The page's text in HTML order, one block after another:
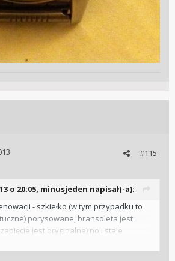
#115
o 20:05, minusjeden napisał(-a):
- szkiełko (w tym przypadku to
porysowane, bransoleta jest
jest oryginalne) no i staje
dobrego mistrza od Seiko w